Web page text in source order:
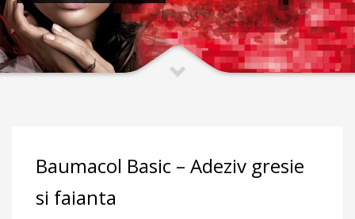
Baumacol Basic – Adeziv gresie
si faianta